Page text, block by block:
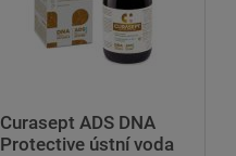
Curasept ADS DNA
Protective ústní voda